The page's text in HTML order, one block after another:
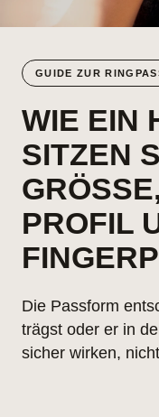
GUIDE ZUR
WIE EIN
SITZEN
GRÖSSE,
ROFIL
Die Passform
trägst oder er in
sicher wirken,